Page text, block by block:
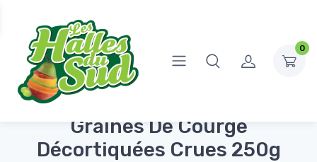
0
Accueil
Fruits Secs
Graines De Courge Décortiquées Crues 250g
Graines De Courge
Décortiquées Crues 250g